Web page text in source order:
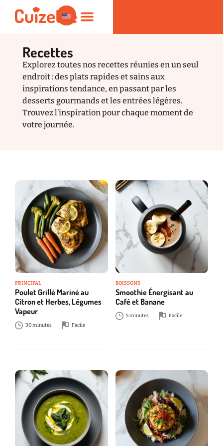
Recettes
Explorez toutes nos recettes réunies en un seul
endroit : des plats rapides et sains aux
inspirations tendance, en passant par les
desserts gourmands et les entrées légères.
Trouvez l’inspiration pour chaque moment de
votre journée.
PRINCIPAL
Poulet Grillé Mariné au
Citron et Herbes, Légumes
Vapeur
30 minutes Facile
BOISSONS
Smoothie Énergisant au
Café et Banane
5 minutes Facile